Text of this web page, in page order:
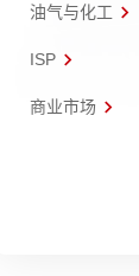
油气与化工
ISP
商业市场